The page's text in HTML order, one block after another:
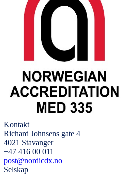
Kontakt
Richard Johnsens gate 4
4021 Stavanger
+47 416 00 011
post@nordicdx.no
Selskap